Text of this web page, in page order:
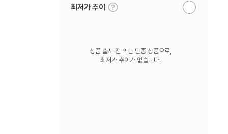
최저가 추이
툴
팁
알
상품 출시 전 또는 단종 상품으로,
최저가 추이가 없습니다.